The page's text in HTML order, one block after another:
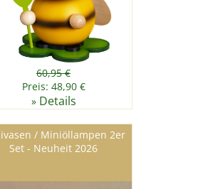
60,95 €
Preis: 48,90 €
» Details
/ Miniöllampen 2er
Set - Neuheit 2026